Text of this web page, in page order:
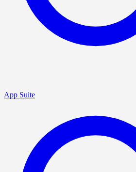
App Suite